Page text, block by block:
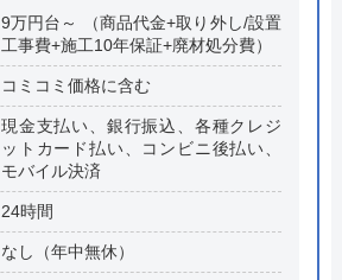
9万円台～ （商品代金+取り外し/設置
工事費+施工10年保証+廃材処分費）
コミコミ価格に含む
現金支払い、銀行振込、各種クレジ
ットカード払い、コンビニ後払い、
モバイル決済
24時間
なし（年中無休）